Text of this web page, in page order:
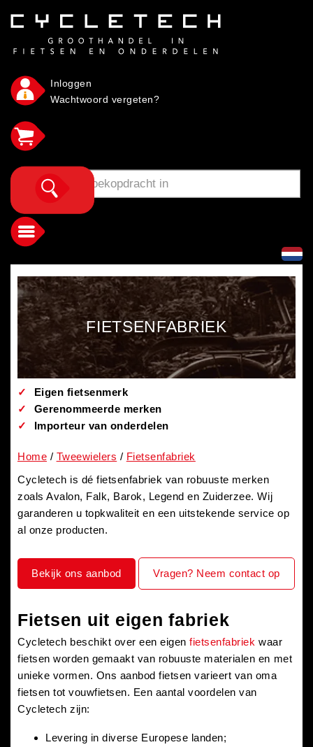
Inloggen
Wachtwoord vergeten?
FIETSENFABRIEK
✓
Eigen fietsenmerk
✓
Gerenommeerde merken
✓
Importeur van onderdelen
Home Tweewielers
Fietsenfabriek
Cycletech is dé fietsenfabriek van robuuste merken
zoals Avalon, Falk, Barok, Legend en Zuiderzee. Wij
garanderen u topkwaliteit en een uitstekende service op
al onze producten.
Bekijk ons aanbod Vragen? Neem contact op
Fietsen uit eigen fabriek
Cycletech beschikt over een eigenfietsenfabriek waar
fietsen worden gemaakt van robuuste materialen en met
unieke vormen. Ons aanbod fietsen varieert van oma
fietsen tot vouwfietsen. Een aantal voordelen van
Cycletech zijn:
Levering in diverse Europese landen;